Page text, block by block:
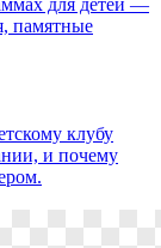
памятные
клубу
и почему